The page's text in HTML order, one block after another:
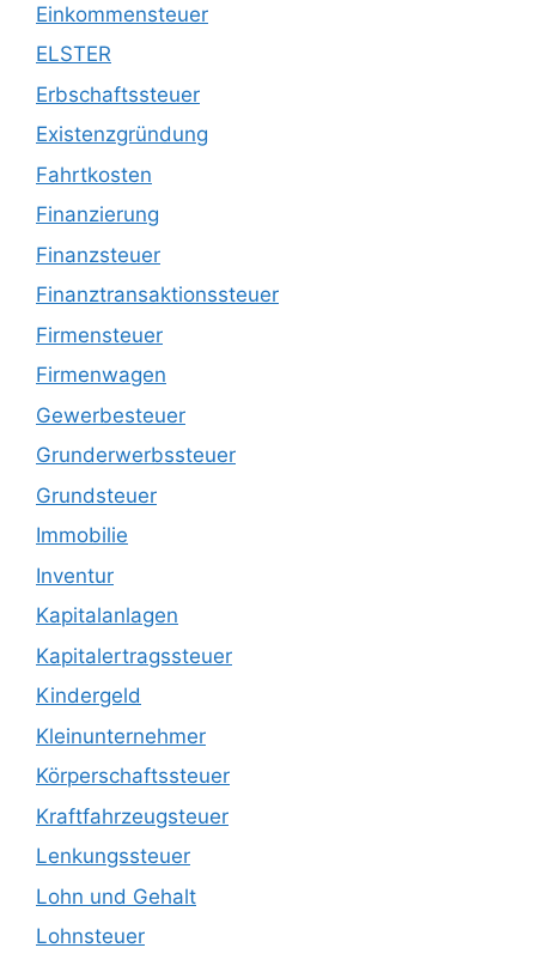
Einkommensteuer
ELSTER
Erbschaftssteuer
Existenzgründung
Fahrtkosten
Finanzierung
Finanzsteuer
Finanztransaktionssteuer
Firmensteuer
Firmenwagen
Gewerbesteuer
Grunderwerbssteuer
Grundsteuer
Immobilie
Inventur
Kapitalanlagen
Kapitalertragssteuer
Kindergeld
Kleinunternehmer
Körperschaftssteuer
Kraftfahrzeugsteuer
Lenkungssteuer
Lohn und Gehalt
Lohnsteuer